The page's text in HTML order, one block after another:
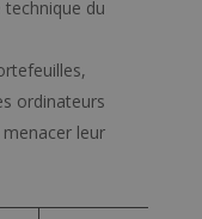
du
ordinateurs
leur